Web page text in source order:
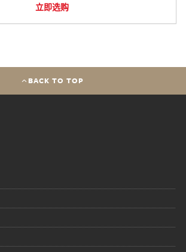
立即选购
BACK TO TOP